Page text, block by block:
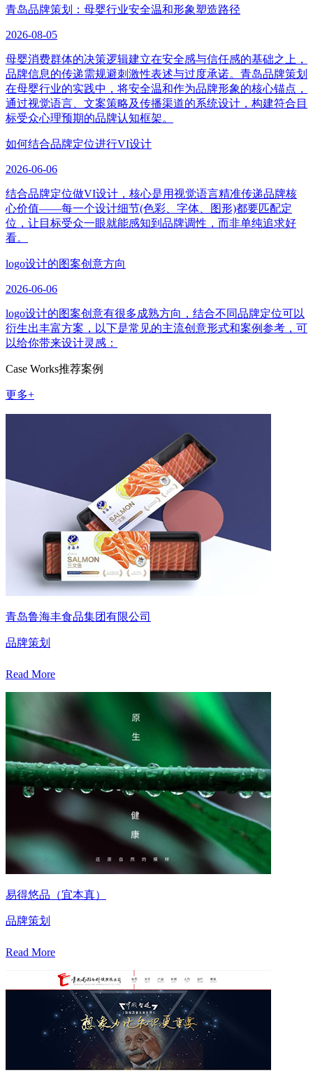
青岛品牌策划：母婴行业安全温和形象塑造路径
2026-08-05
母婴消费群体的决策逻辑建立在安全感与信任感的基础之上，
品牌信息的传递需规避刺激性表述与过度承诺。青岛品牌策划
在母婴行业的实践中，将安全温和作为品牌形象的核心锚点，
通过视觉语言、文案策略及传播渠道的系统设计，构建符合目
标受众心理预期的品牌认知框架。
如何结合品牌定位进行VI设计
2026-06-06
结合品牌定位做VI设计，核心是用视觉语言精准传递品牌核
心价值——每一个设计细节(色彩、字体、图形)都要匹配定
位，让目标受众一眼就能感知到品牌调性，而非单纯追求好
看。
logo设计的图案创意方向
2026-06-06
logo设计的图案创意有很多成熟方向，结合不同品牌定位可以
衍生出丰富方案，以下是常见的主流创意形式和案例参考，可
以给你带来设计灵感：
Case Works推荐案例
更多+
青岛鲁海丰食品集团有限公司
品牌策划
Read More
易得悠品（宜本真）
品牌策划
Read More